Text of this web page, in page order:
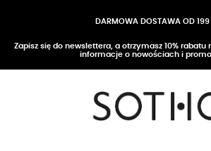
DARMOWA DOSTAWA OD 199
Zapisz się do newslettera, a otrzymasz 10% rabatu
informacje o nowościach i